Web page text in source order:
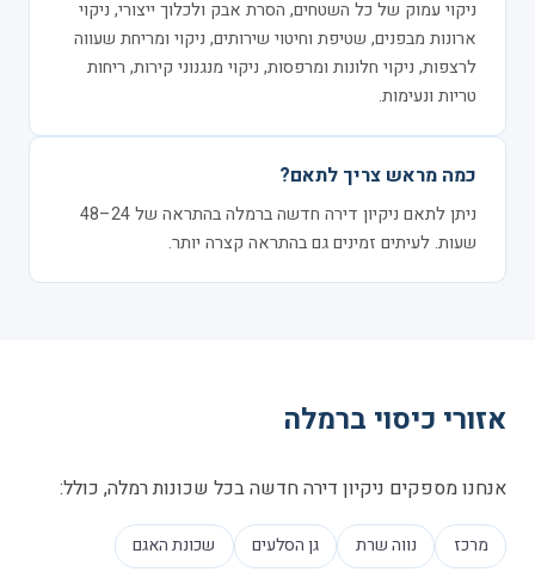
ניקוי עמוק של כל השטחים, הסרת אבק ולכלוך ייצורי, ניקוי
ארונות מבפנים, שטיפת וחיטוי שירותים, ניקוי ומריחת שעווה
לרצפות, ניקוי חלונות ומרפסות, ניקוי מנגנוני קירות, ריחות
טריות ונעימות.
כמה מראש צריך לתאם?
ניתן לתאם ניקיון דירה חדשה ברמלה בהתראה של 24–48
שעות. לעיתים זמינים גם בהתראה קצרה יותר.
אזורי כיסוי ברמלה
אנחנו מספקים ניקיון דירה חדשה בכל שכונות רמלה, כולל:
מרכז נווה שרת גן הסלעים שכונת האגם